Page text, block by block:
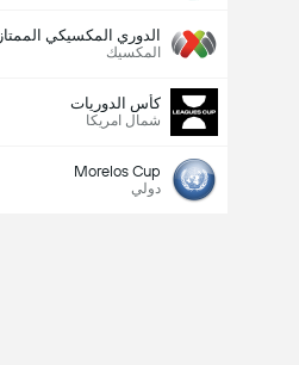
الدوري المكسيكي الممتاز
المكسيك
كأس الدوريات
شمال امريكا
Morelos Cup
دولي